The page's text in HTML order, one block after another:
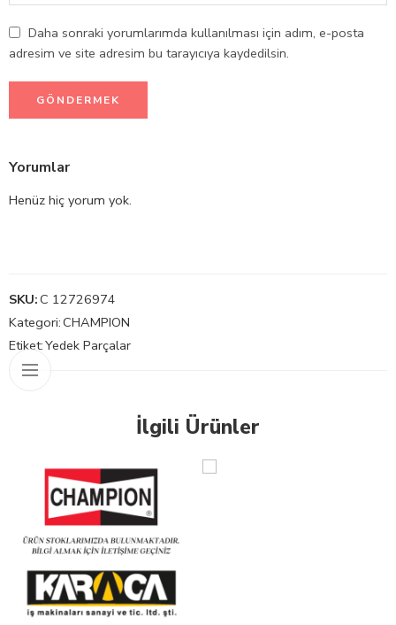
Daha sonraki yorumlarımda kullanılması için adım, e-posta
adresim ve site adresim bu tarayıcıya kaydedilsin.
Yorumlar
Henüz hiç yorum yok.
SKU:C 12726974
Kategori:CHAMPION
Etiket:Yedek Parçalar
İlgili Ürünler